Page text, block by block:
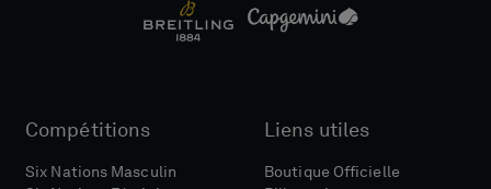
Compétitions
Six Nations Masculin
Liens utiles
Boutique Officielle